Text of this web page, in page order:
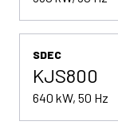
SDEC
KJS800
640 kW, 50 Hz